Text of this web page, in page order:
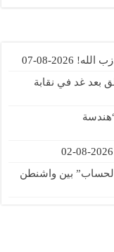
الله! 2026-08-07
بعد غد في نقابة
2026-08-02
بين واشنطن